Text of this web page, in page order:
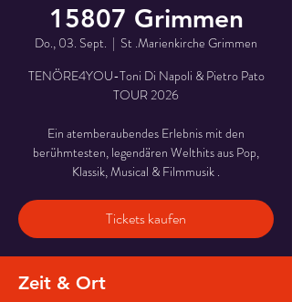
15807 Grimmen
Do., 03. Sept.
  |
St .Marienkirche Grimmen
TENÖRE4YOU-Toni Di Napoli & Pietro Pato
TOUR 2026
Ein atemberaubendes Erlebnis mit den
berühmtesten, legendären Welthits aus Pop,
Klassik, Musical & Filmmusik .
Tickets kaufen
Zeit & Ort